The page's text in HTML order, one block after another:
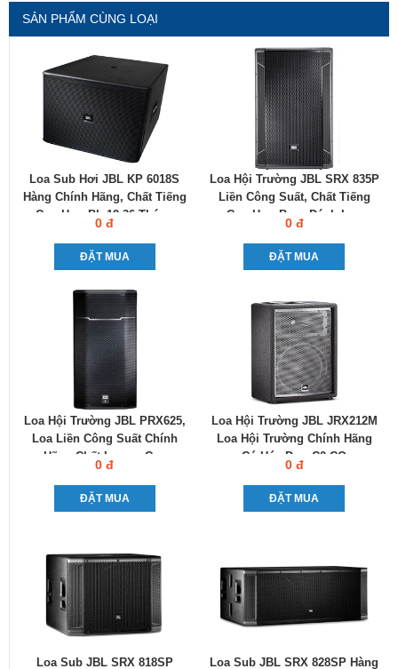
SẢN PHẨM CÙNG LOẠI
Loa Sub Hơi JBL KP 6018S
Hàng Chính Hãng, Chất Tiếng
Cực Hay, Bh 12-36 Tháng
0 đ
ĐẶT MUA
Loa Hội Trường JBL SRX 835P
Liền Công Suất, Chất Tiếng
Cực Hay, Bass Đánh Lực
0 đ
ĐẶT MUA
Loa Hội Trường JBL PRX625,
Loa Liền Công Suất Chính
Hãng Chất Lượng Cao
0 đ
ĐẶT MUA
Loa Hội Trường JBL JRX212M
Loa Hội Trường Chính Hãng
Có Hóa Đơn C0-CQ
0 đ
ĐẶT MUA
Loa Sub JBL SRX 818SP
Loa Sub JBL SRX 828SP Hàng